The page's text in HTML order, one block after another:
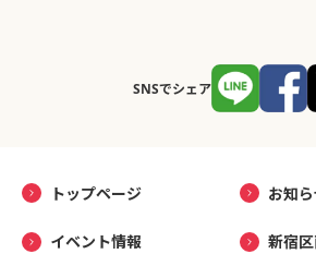
SNSでシェア
トップページ お知
イベント情報 新宿